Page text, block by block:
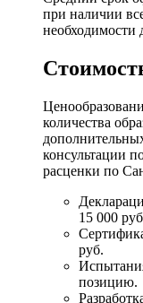
при наличии
необходимости
количества
консультации
расценки по
15 000
руб.
позицию.